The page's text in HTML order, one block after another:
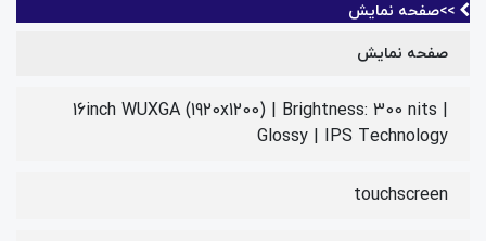
>>صفحه نمایش
صفحه نمایش
16inch WUXGA (1920x1200) | Brightness: 300 nits |
Glossy | IPS Technology
touchscreen